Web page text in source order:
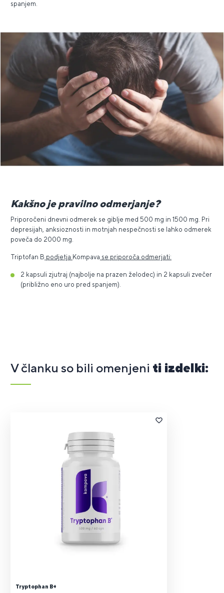
spanjem.
Kakšno je pravilno odmerjanje?
Priporočeni dnevni odmerek se giblje med 500 mg in 1500 mg. Pri
depresijah, anksioznosti in motnjah nespečnosti se lahko odmerek
poveča do 2000 mg.
Triptofan B podjetja Kompava se priporoča odmerjati:
2 kapsuli zjutraj (najbolje na prazen želodec) in 2 kapsuli zvečer
(približno eno uro pred spanjem).
V članku so bili omenjeni ti izdelki:
Tryptophan B+